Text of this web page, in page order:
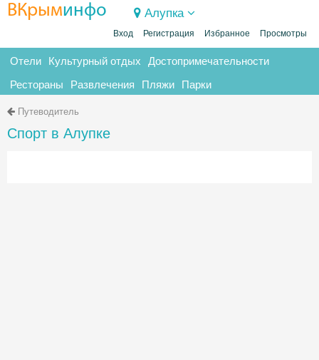
ВКрыминфо Алупка
Вход Регистрация Избранное Просмотры
Отели Культурный отдых Достопримечательности
Рестораны Развлечения Пляжи Парки
Путеводитель
Спорт в Алупке